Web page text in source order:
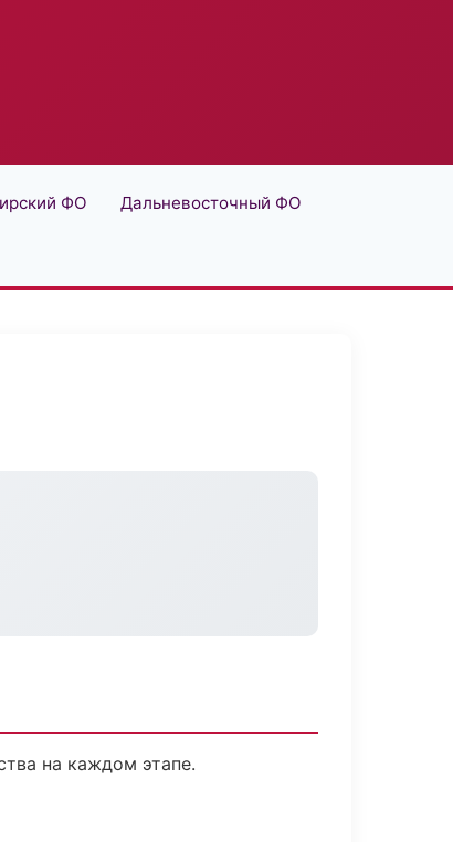
ФО Дальневосточный ФО
на каждом этапе.